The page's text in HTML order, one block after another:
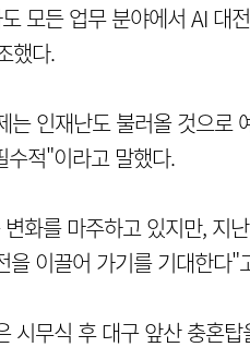
모든 업무 분야에서 AI 대
했다.
는 인재난도 불러올 것으로
적"이라고 말했다.
화를 마주하고 있지만, 지
이끌어 가기를 기대한다"
시무식 후 대구 앞산 충혼탑